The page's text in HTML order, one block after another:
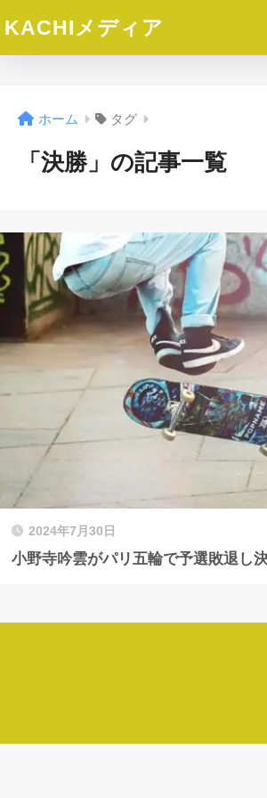
KACHIメディア
ホーム タグ
「決勝」の記事一覧
2024年7月30日
小野寺吟雲がパリ五輪で予選敗退し